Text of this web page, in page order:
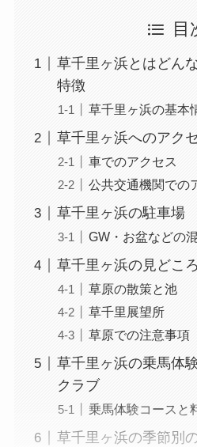
目
草千里ヶ浜とはどん
特徴
草千里ヶ浜の基本
草千里ヶ浜へのアク
車でのアクセス
公共交通機関での
草千里ヶ浜の駐車場
GW・お盆などの
草千里ヶ浜の見どころ
草原の散策と池
草千里展望所
草原での注意事項
草千里ヶ浜の乗馬体
クラブ
乗馬体験コースと
草千里ヶ浜の季節別